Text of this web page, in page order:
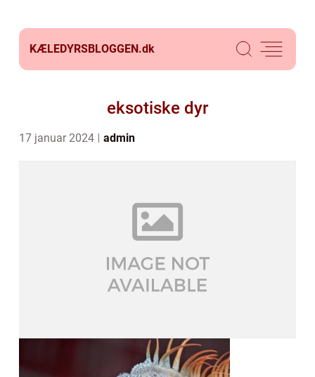
KÆLEDYRSBLOGGEN.dk
eksotiske dyr
17 januar 2024 admin